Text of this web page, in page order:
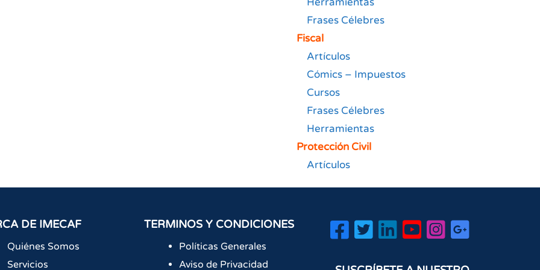
Frases Célebres
Fiscal
Artículos
Cómics – Impuestos
Cursos
Frases Célebres
Herramientas
Protección Civil
Artículos
DE IMECAF
Quiénes Somos
Servicios
TERMINOS Y CONDICIONES
Políticas Generales
Aviso de Privacidad